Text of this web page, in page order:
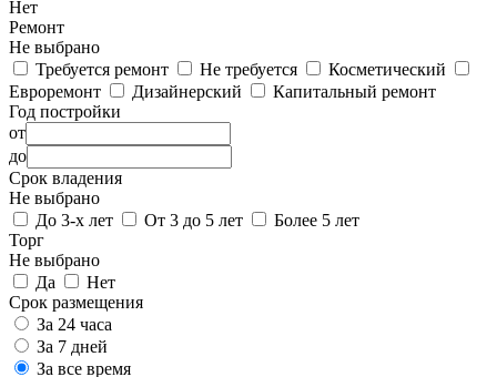
Нет
Ремонт
Не выбрано
Требуется ремонт
Не требуется
Косметический
Евроремонт
Дизайнерский
Капитальный ремонт
Год постройки
от
до
Срок владения
Не выбрано
До 3-х лет
От 3 до 5 лет
Более 5 лет
Торг
Не выбрано
Да
Нет
Срок размещения
За 24 часа
За 7 дней
За все время